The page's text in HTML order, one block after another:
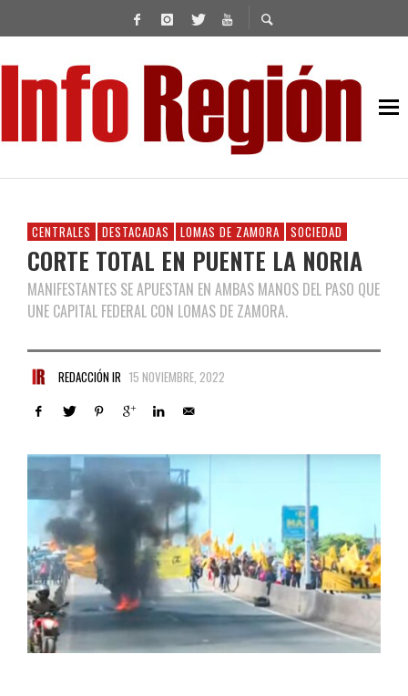
CENTRALES DESTACADAS LOMAS DE ZAMORA SOCIEDAD
CORTE TOTAL EN PUENTE LA NORIA
MANIFESTANTES SE APUESTAN EN AMBAS MANOS DEL PASO QUE
UNE CAPITAL FEDERAL CON LOMAS DE ZAMORA.
REDACCIÓN IR 15 NOVIEMBRE, 2022